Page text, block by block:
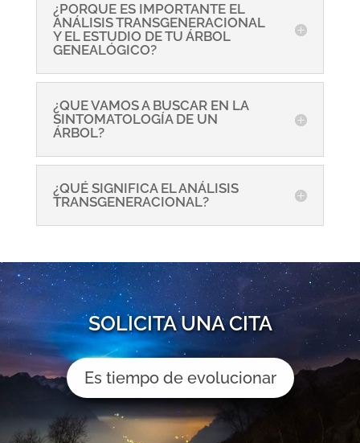
¿PORQUE ES IMPORTANTE EL
ANÁLISIS TRANSGENERACIONAL
Y EL ESTUDIO DE TU ÁRBOL
GENEALÓGICO?
¿QUE VAMOS A BUSCAR EN LA
SINTOMATOLOGÍA DE UN
ÁRBOL?
¿QUÉ SIGNIFICA EL ANÁLISIS
TRANSGENERACIONAL?
SOLICITA UNA CITA
Es tiempo de evolucionar